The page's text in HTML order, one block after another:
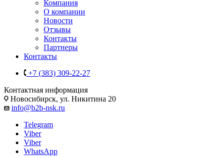
Компания
О компании
Новости
Отзывы
Контакты
Партнеры
Контакты
+7 (383) 309-22-27
Контактная информация
Новосибирск, ул. Никитина 20
info@b2b-nsk.ru
Telegram
Viber
Viber
WhatsApp